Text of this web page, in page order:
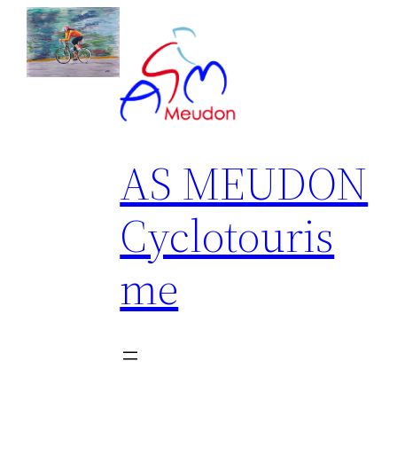
Aller
contenu
AS MEUDON
Cyclotouris
me